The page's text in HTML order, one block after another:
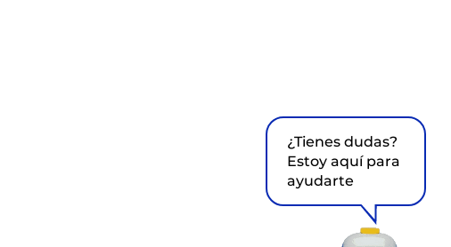
¿Tienes dudas?
Estoy aquí para
ayudarte